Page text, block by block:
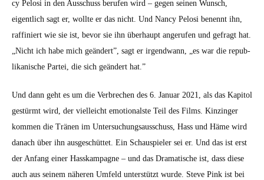
cy Pelosi in den Auss­chuss berufen wird – gegen seinen Wun­sch,
eigentlich sagt er, wollte er das nicht. Und Nan­cy Pelosi benen­nt ihn,
raf­finiert wie sie ist, bevor sie ihn über­haupt angerufen und gefragt hat.
„Nicht ich habe mich geän­dert”, sagt er irgend­wann, „es war die repub­
likanis­che Partei, die sich geän­dert hat.”
Und dann geht es um die Ver­brechen des 6. Jan­u­ar 2021, als das Kapi­tol
gestürmt wird, der vielle­icht emo­tion­al­ste Teil des Films. Kinzinger
kom­men die Trä­nen im Unter­suchungsauss­chuss, Hass und Häme wird
danach über ihn aus­geschüt­tet. Ein Schaus­piel­er sei er. Und das ist erst
der Anfang ein­er Has­skam­pagne – und das Drama­tis­che ist, dass diese
auch aus seinem näheren Umfeld unter­stützt wurde. Steve Pink ist bei